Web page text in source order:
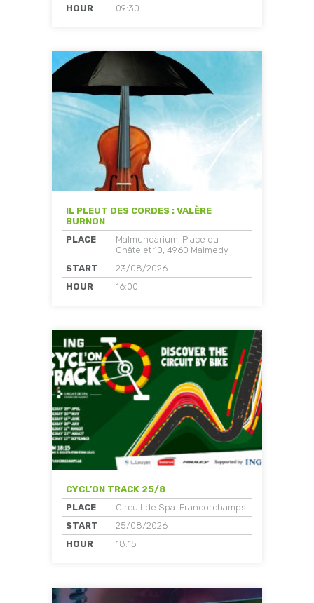
HOUR
09:30
IL PLEUT DES CORDES : VALÈRE
BURNON
PLACE
Malmundarium, Place du
Châtelet 10, 4960 Malmedy
START
23/08/2026
HOUR
16:00
CYCL’ON TRACK 25/8
PLACE
Circuit de Spa-Francorchamps
START
25/08/2026
HOUR
18:15